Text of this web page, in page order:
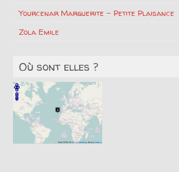
Yourcenar Marguerite – Petite Plaisance
Zola Emile
Où sont elles ?